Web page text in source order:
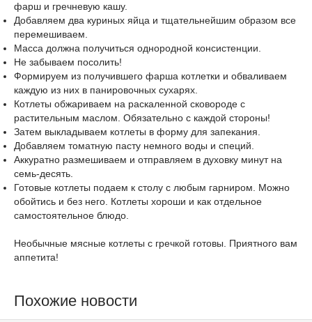
фарш и гречневую кашу.
Добавляем два куриных яйца и тщательнейшим образом все
перемешиваем.
Масса должна получиться однородной консистенции.
Не забываем посолить!
Формируем из получившего фарша котлетки и обваливаем
каждую из них в панировочных сухарях.
Котлеты обжариваем на раскаленной сковороде с
растительным маслом. Обязательно с каждой стороны!
Затем выкладываем котлеты в форму для запекания.
Добавляем томатную пасту немного воды и специй.
Аккуратно размешиваем и отправляем в духовку минут на
семь-десять.
Готовые котлеты подаем к столу с любым гарниром. Можно
обойтись и без него. Котлеты хороши и как отдельное
самостоятельное блюдо.
Необычные мясные котлеты с гречкой готовы. Приятного вам
аппетита!
Похожие новости